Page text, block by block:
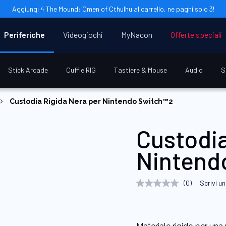
Aggiungi 4 The Mound: Omen of Cthulhu al carrello, ne paghi solo 3!
Periferiche
Stick Arcade Cuffie RIG Tastiere & Mouse Audio
Videogiochi MyNacon Offerte speciali
Custodia Rigida Nera per Nintendo Switch™2
Nessuna
(0) Scrivi